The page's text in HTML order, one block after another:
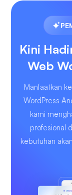
Kini
Web
Manfaatkan
WordPress
kami
profesional
kebutuhan